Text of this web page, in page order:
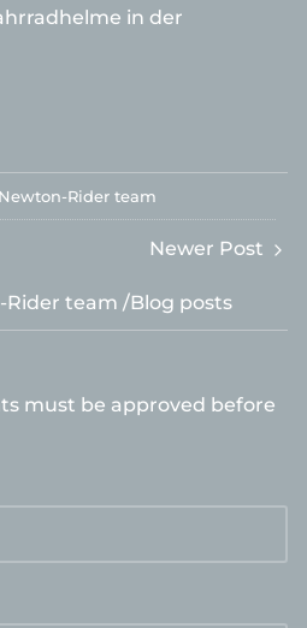
in der
Rider team
team /Blog posts
Newer Post
must be approved before